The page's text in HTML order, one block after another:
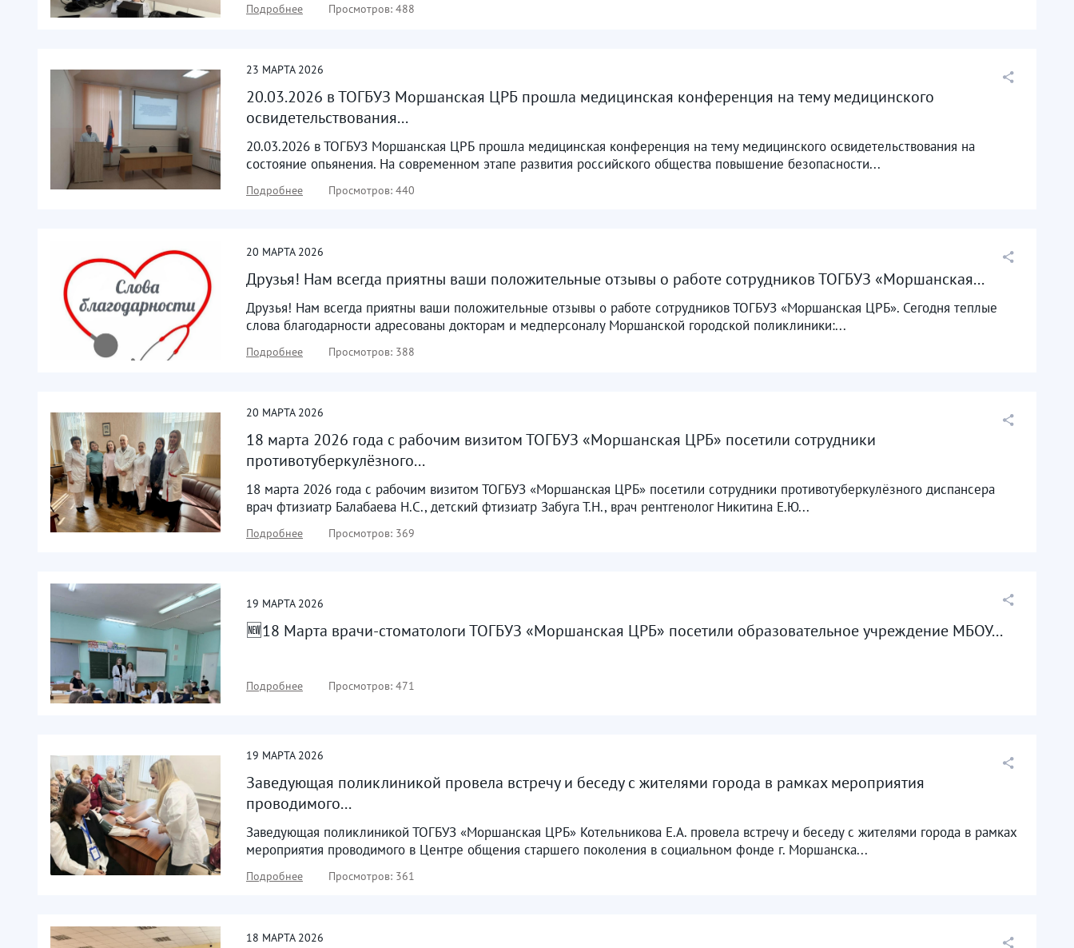
Подробнее Просмотров: 488
23 МАРТА 2026
20.03.2026 в ТОГБУЗ Моршанская ЦРБ прошла медицинская конференция на тему медицинского
освидетельствования...
20.03.2026 в ТОГБУЗ Моршанская ЦРБ прошла медицинская конференция на тему медицинского освидетельствования на
состояние опьянения. На современном этапе развития российского общества повышение безопасности...
Подробнее Просмотров: 440
20 МАРТА 2026
Друзья! Нам всегда приятны ваши положительные отзывы о работе сотрудников ТОГБУЗ «Моршанская...
Друзья! Нам всегда приятны ваши положительные отзывы о работе сотрудников ТОГБУЗ «Моршанская ЦРБ». Сегодня теплые
слова благодарности адресованы докторам и медперсоналу Моршанской городской поликлиники:...
Подробнее Просмотров: 388
20 МАРТА 2026
18 марта 2026 года с рабочим визитом ТОГБУЗ «Моршанская ЦРБ» посетили сотрудники
противотуберкулёзного...
18 марта 2026 года с рабочим визитом ТОГБУЗ «Моршанская ЦРБ» посетили сотрудники противотуберкулёзного диспансера
врач фтизиатр Балабаева Н.С., детский фтизиатр Забуга Т.Н., врач рентгенолог Никитина Е.Ю...
Подробнее Просмотров: 369
19 МАРТА 2026
🆕18 Марта врачи-стоматологи ТОГБУЗ «Моршанская ЦРБ» посетили образовательное учреждение МБОУ...
Подробнее Просмотров: 471
19 МАРТА 2026
Заведующая поликлиникой провела встречу и беседу с жителями города в рамках мероприятия
проводимого...
Заведующая поликлиникой ТОГБУЗ «Моршанская ЦРБ» Котельникова Е.А. провела встречу и беседу с жителями города в рамках
мероприятия проводимого в Центре общения старшего поколения в социальном фонде г. Моршанска...
Подробнее Просмотров: 361
18 МАРТА 2026